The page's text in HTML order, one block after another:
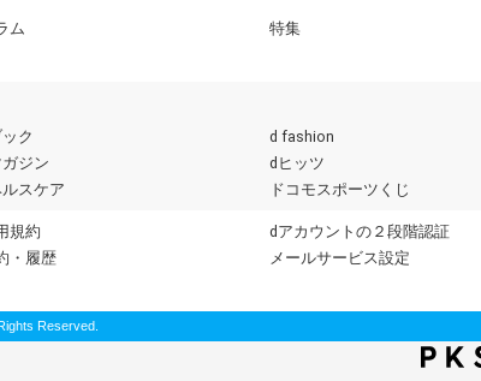
ム
特集
ク
d fashion
ジン
dヒッツ
スケア ドコモスポーツくじ
規約
dアカウントの２段階認証
・履歴
メールサービス設定
Reserved.